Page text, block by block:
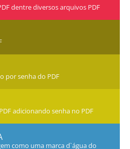
dentre diversos arquivos PDF
por senha do PDF
adicionando senha no PDF
como uma marca d`água do